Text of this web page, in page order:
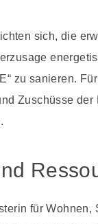
sich, die
zu sanieren.
Zuschüsse
für